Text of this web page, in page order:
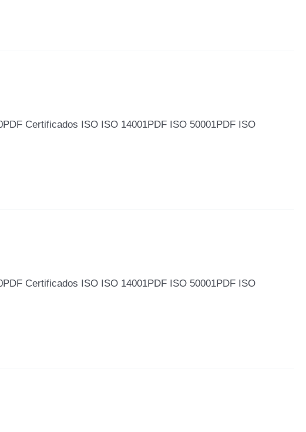
Certificados ISO ISO 14001PDF ISO 50001PDF ISO
Certificados ISO ISO 14001PDF ISO 50001PDF ISO